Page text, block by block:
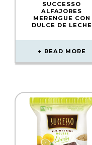
SUCCESSO
ALFAJORES
MERENGUE CON
DULCE DE LECHE
READ MORE